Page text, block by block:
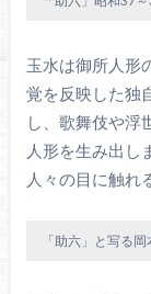
玉水は御所人形
覚を反映した独
し、歌舞伎や浮
人形を生み出し
人々の目に触れ
「助六」と写る